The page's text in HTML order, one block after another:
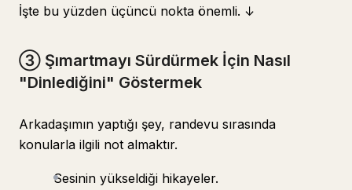
İşte bu yüzden üçüncü nokta önemli. ↓
③ Şımartmayı Sürdürmek İçin Nasıl
"Dinlediğini" Göstermek
Arkadaşımın yaptığı şey, randevu sırasında
konularla ilgili not almaktır.
Sesinin yükseldiği hikayeler.